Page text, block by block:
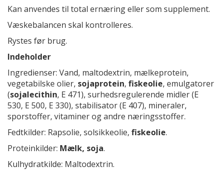
Kan anvendes til total ernæring eller som supplement.
Væskebalancen skal kontrolleres.
Rystes før brug.
Indeholder
Ingredienser: Vand, maltodextrin, mælkeprotein,
vegetabilske olier, sojaprotein, fiskeolie, emulgatorer
(sojalecithin, E 471), surhedsregulerende midler (E
530, E 500, E 330), stabilisator (E 407), mineraler,
sporstoffer, vitaminer og andre næringsstoffer.
Fedtkilder: Rapsolie, solsikkeolie, fiskeolie.
Proteinkilder: Mælk, soja.
Kulhydratkilde: Maltodextrin.